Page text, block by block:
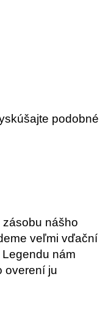
podobné
nášho
veľmi vďační
nám
overení ju